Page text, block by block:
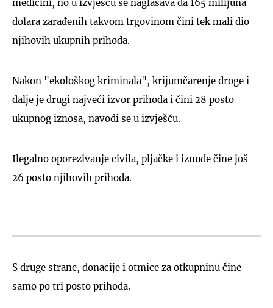
medicini, no u izvješću se naglašava da 165 milijuna
dolara zarađenih takvom trgovinom čini tek mali dio
njihovih ukupnih prihoda.
Nakon "ekološkog kriminala", krijumčarenje droge i
dalje je drugi najveći izvor prihoda i čini 28 posto
ukupnog iznosa, navodi se u izvješću.
Ilegalno oporezivanje civila, pljačke i iznude čine još
26 posto njihovih prihoda.
S druge strane, donacije i otmice za otkupninu čine
samo po tri posto prihoda.